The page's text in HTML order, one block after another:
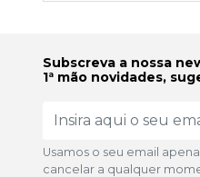
Subscreva a nossa
1ª mão novidades,
Usamos o seu email
cancelar a qualquer